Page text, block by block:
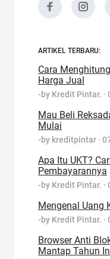
ARTIKEL TERBARU:
Cara
Harga Jual
-by Kredit Pintar. ·
Mau Beli
Mulai
-by kreditpintar ·
Apa Itu UKT?
Pembayarannya
-by Kredit Pintar. ·
Mengenal Uang
-by Kredit Pintar. ·
Browser Anti
Mantap Tahun